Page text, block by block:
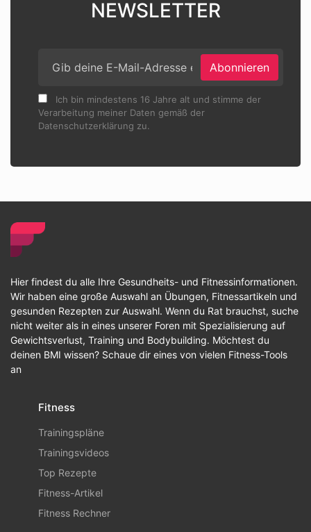
NEWSLETTER
Abonnieren
Ich bin mindestens 16 Jahre alt und stimme der
Verarbeitung meiner Daten gemäß der
Datenschutzerklärung zu.
Hier findest du alle Ihre Gesundheits- und Fitnessinformationen.
Wir haben eine große Auswahl an Übungen, Fitnessartikeln und
gesunden Rezepten zur Auswahl. Wenn du Rat brauchst, suche
nicht weiter als in eines unserer Foren mit Spezialisierung auf
Gewichtsverlust, Training und Bodybuilding. Möchtest du
deinen BMI wissen? Schaue dir eines von vielen Fitness-Tools
an
Fitness
Trainingspläne
Trainingsvideos
Top Rezepte
Fitness-Artikel
Fitness Rechner